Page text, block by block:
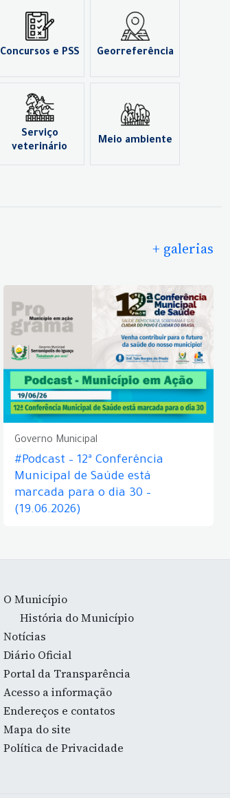
Concursos e PSS Georreferência
Serviço
veterinário
Meio ambiente
+ galerias
Governo Municipal
#Podcast – 12ª Conferência
Municipal de Saúde está
marcada para o dia 30 –
(19.06.2026)
O Município
História do Município
Notícias
Diário Oficial
Portal da Transparência
Acesso a informação
Endereços e contatos
Mapa do site
Política de Privacidade